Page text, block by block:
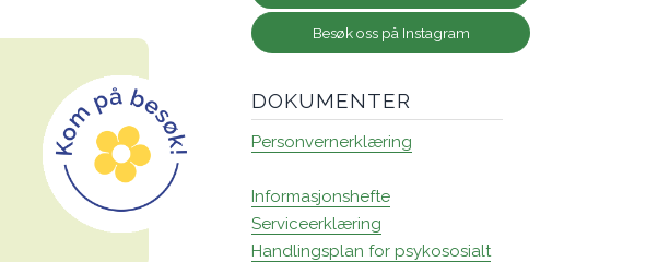
Besøk oss på Instagram
DOKUMENTER
Personvernerklæring
Informasjonshefte
Serviceerklæring
Handlingsplan for psykososialt